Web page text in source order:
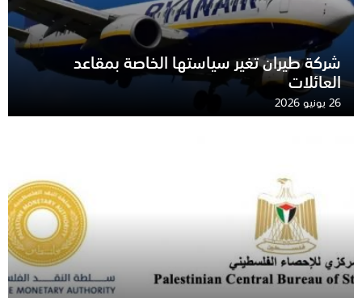
شركة طيران تغير سياستها الخاصة بمقاعد
العائلات
26 يونيو 2026